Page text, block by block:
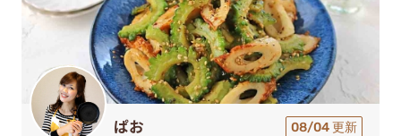
ぱお 08/04 更新